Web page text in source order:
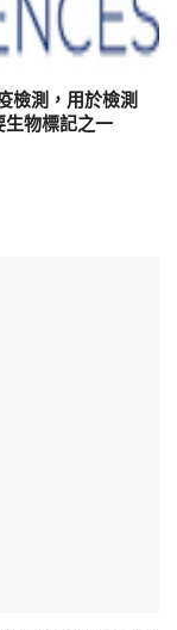
檢測，用於檢測
生物標記之一